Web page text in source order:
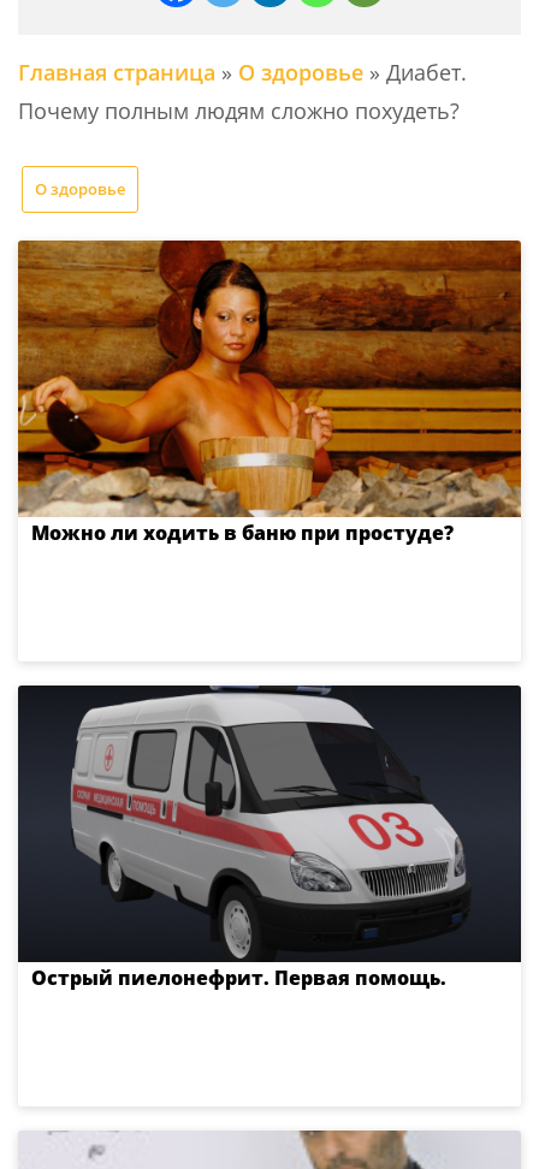
Главная страница » О здоровье » Диабет.
Почему полным людям сложно похудеть?
О здоровье
Можно ли ходить в баню при простуде?
Острый пиелонефрит. Первая помощь.